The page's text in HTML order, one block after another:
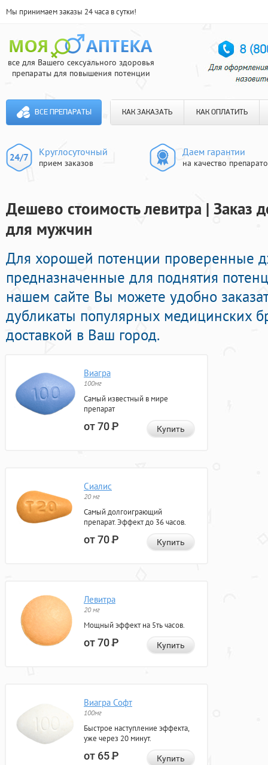
Мы принимаем заказы 24 часа в сутки!
все для Вашего сексуального здоровья
препараты для повышения потенции
ВСЕ ПРЕПАРАТЫ КАК ЗАКАЗАТЬ КАК ОПЛАТИТЬ
Круглосуточный
прием заказов
Даем гарантии
на качество
Дешево стоимость левитра | Заказ
для мужчин
Для хорошей потенции проверенные
предназначенные для поднятия
нашем сайте Вы можете удобно
дубликаты популярных медицинских
доставкой в Ваш город.
Виагра
100мг
Самый известный в мире
препарат
от 70Р Купить
Сиалис
20 мг
Самый долгоиграющий
препарат. Эффект до 36 часов.
от 70Р Купить
Левитра
20 мг
Мощный эффект на 5ть часов.
от 70Р Купить
Виагра Софт
100мг
Быстрое наступление эффекта,
уже через 20 минут.
от 65Р Купить